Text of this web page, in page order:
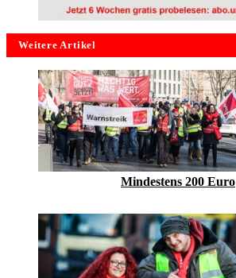
Weitere Artikel
Mindestens 200 Euro